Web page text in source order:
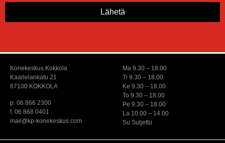
Lähetä
Konekeskus Kokkola
Kaarlelankatu 21
67100 KOKKOLA
p. 06 866 2300
f. 06 868 0401
mail@kp-konekeskus.com
Ma 9.30 – 18.00
Ti 9.30 – 18.00
Ke 9.30 – 18.00
To 9.30 – 18.00
Pe 9.30 – 18.00
La 10.00 – 14.00
Su Suljettu